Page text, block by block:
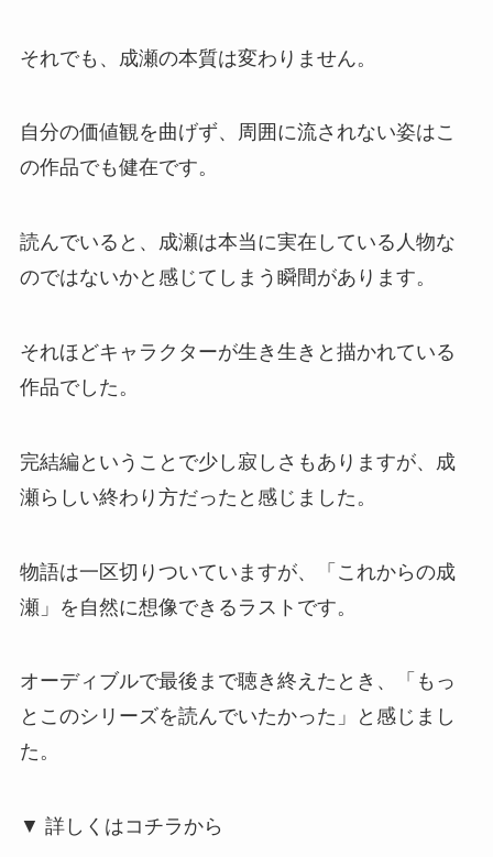
それでも、成瀬の本質は変わりません。
自分の価値観を曲げず、周囲に流されない姿はこ
の作品でも健在です。
読んでいると、成瀬は本当に実在している人物な
のではないかと感じてしまう瞬間があります。
それほどキャラクターが生き生きと描かれている
作品でした。
完結編ということで少し寂しさもありますが、成
瀬らしい終わり方だったと感じました。
物語は一区切りついていますが、「これからの成
瀬」を自然に想像できるラストです。
オーディブルで最後まで聴き終えたとき、「もっ
とこのシリーズを読んでいたかった」と感じまし
た。
▼ 詳しくはコチラから